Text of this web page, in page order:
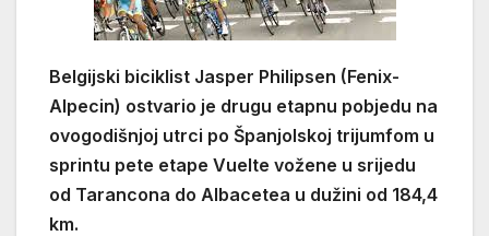
Belgijski biciklist Jasper Philipsen (Fenix-
Alpecin) ostvario je drugu etapnu pobjedu na
ovogodišnjoj utrci po Španjolskoj trijumfom u
sprintu pete etape Vuelte vožene u srijedu
od Tarancona do Albacetea u dužini od 184,4
km.